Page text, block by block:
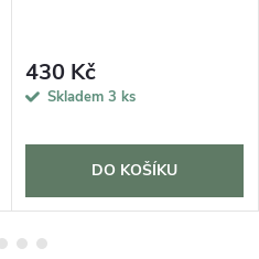
430 Kč
Skladem 3 ks
DO KOŠÍKU